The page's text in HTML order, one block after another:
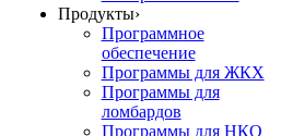
Продукты›
Программное
обеспечение
Программы для ЖКХ
Программы для
ломбардов
Программы для НКО